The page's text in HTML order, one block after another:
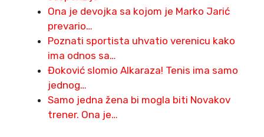
Ona je devojka sa kojom je Marko Jarić
prevario…
Poznati sportista uhvatio verenicu kako
ima odnos sa…
Đoković slomio Alkaraza! Tenis ima samo
jednog…
Samo jedna žena bi mogla biti Novakov
trener. Ona je…